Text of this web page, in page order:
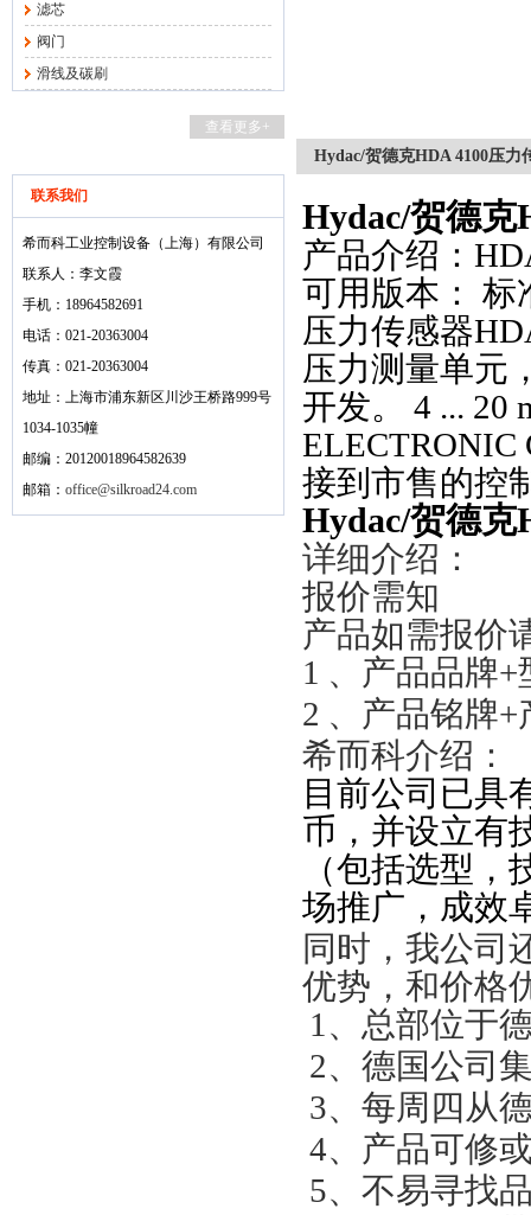
滤芯
阀门
滑线及碳刷
查看更多+
联系我们
希而科工业控制设备（上海）有限公司
联系人：李文霞
手机：18964582691
电话：021-20363004
传真：021-20363004
地址：上海市浦东新区川沙王桥路999号
1034-1035幢
邮编：20120018964582639
邮箱： office@silkroad24.com
Hydac/贺德克HDA 4100压力
Hydac/贺德克
产品介绍：
可用版本： 标
压力传感器
压力测量单元
开发。 4 ... 20
接到市售的控
Hydac/贺德克
详细介绍：
报价需知
产品如需报价
1 、产品品牌+
2 、产品铭牌+
希而科介绍：
目前公司已具
币，并设立有
（包括选型
场推广，成效
同时，我公司
优势，和价格
1 、总部位于
2、德国公司
3、每周四从
4、产品可修
5、不易寻找